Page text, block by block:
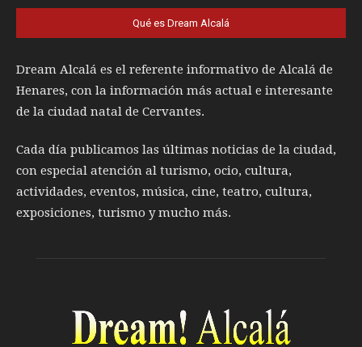
Qué es Dream Alcalá
Dream Alcalá es el referente informativo de Alcalá de
Henares, con la información más actual e interesante
de la ciudad natal de Cervantes.
Cada día publicamos las últimas noticias de la ciudad,
con especial atención al turismo, ocio, cultura,
actividades, eventos, música, cine, teatro, cultura,
exposiciones, turismo y mucho más.